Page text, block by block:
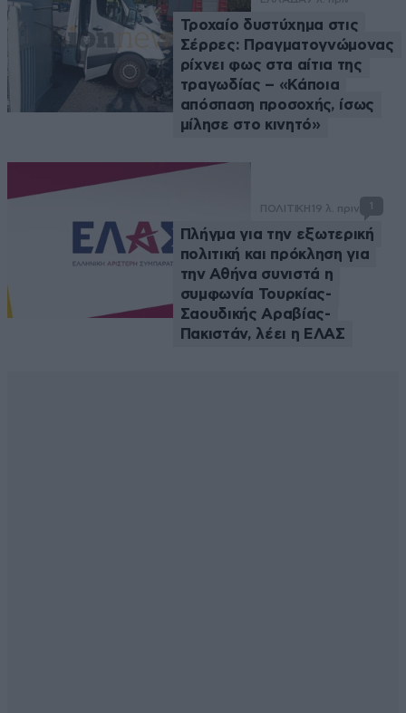
Τροχαίο δυστύχημα στις
Σέρρες: Πραγματογνώμονας
ρίχνει φως στα αίτια της
τραγωδίας – «Κάποια
απόσπαση προσοχής, ίσως
μίλησε στο κινητό»
ΠΟΛΙΤΙΚΗ 19 λ. πριν 1
Πλήγμα για την εξωτερική
πολιτική και πρόκληση για
την Αθήνα συνιστά η
συμφωνία Τουρκίας-
Σαουδικής Αραβίας-
Πακιστάν, λέει η ΕΛΑΣ